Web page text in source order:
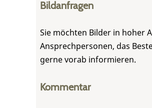
Bildanfragen
Sie möchten Bilder in hoher
Ansprechpersonen, das
gerne vorab informieren.
Kommentar